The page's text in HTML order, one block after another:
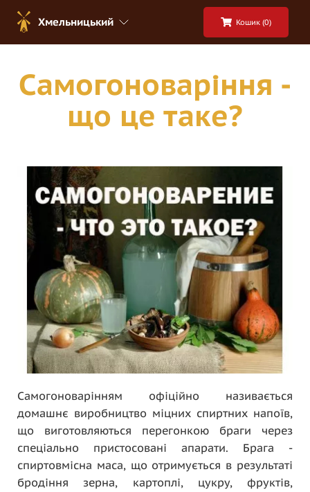
Хмельницький Кошик (0)
Cамогоноваріння -
що це таке?
Самогоноварінням офіційно називається
домашнє виробництво міцних спиртних напоїв,
що виготовляються перегонкою браги через
спеціально пристосовані апарати. Брага -
спиртовмісна маса, що отримується в результаті
бродіння зерна, картоплі, цукру, фруктів,